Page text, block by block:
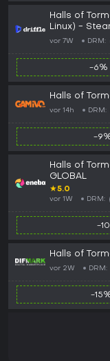
Halls of
Linux) -
vor 7W DRM:
-6%
Halls of
vor 14h DRM:
-
Halls of Torment (PC)
GLOBAL
★5.0
vor 1W DRM:
-
Halls of
vor 2W DRM:
-